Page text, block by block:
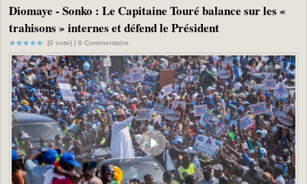
Diomaye - Sonko : Le Capitaine Touré balance sur les «
trahisons » internes et défend le Président
(0 vote) | 0 Commentaire